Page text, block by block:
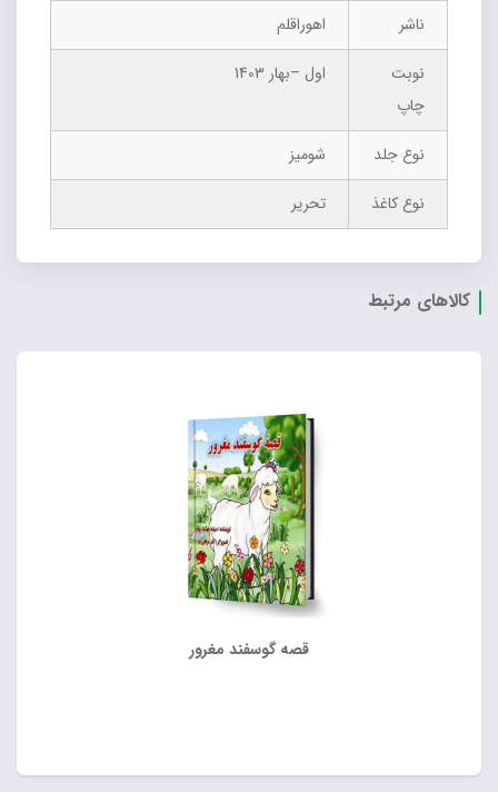
ناشر
اهوراقلم
نوبت
چاپ
اول –بهار 1403
نوع جلد
شومیز
نوع کاغذ
تحریر
کالاهای مرتبط
قصه گوسفند مغرور